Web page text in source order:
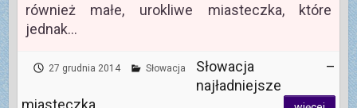
również małe, urokliwe miasteczka, które
jednak…
27 grudnia 2014 Słowacja
Słowacja –
najładniejsze
miasteczka